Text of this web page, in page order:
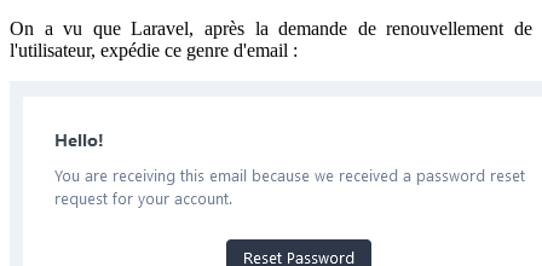
On a vu que Laravel, après la demande de renouvellement de
l'utilisateur, expédie ce genre d'email :